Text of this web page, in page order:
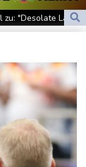
zu: "Desolate Lage"
finanziert für
Vancouver
aus Russland
russische Angriffe